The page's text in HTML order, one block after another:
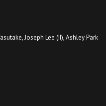
Joseph Lee (II), Ashley Park